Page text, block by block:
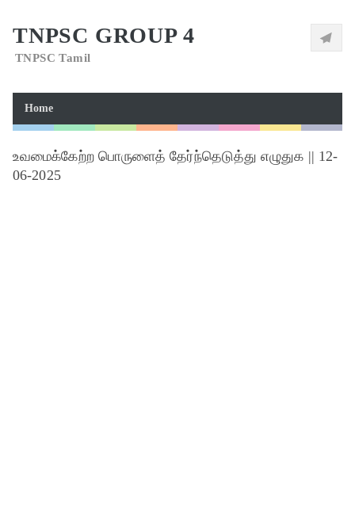
TNPSC GROUP 4
TNPSC Tamil
Home
உவமைக்கேற்ற பொருளைத் தேர்ந்தெடுத்து எழுதுக || 12-
06-2025